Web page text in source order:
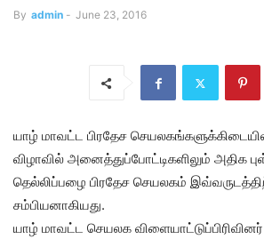
By admin - June 23, 2016
யாழ் மாவட்ட பிரதேச
விழாவில் அனைத்துப்போட்டிகளிலும் அதிக
தெல்லிப்பழை பிரதேச செயலகம்
சம்பியனாகியது.
யாழ் மாவட்ட செயலக